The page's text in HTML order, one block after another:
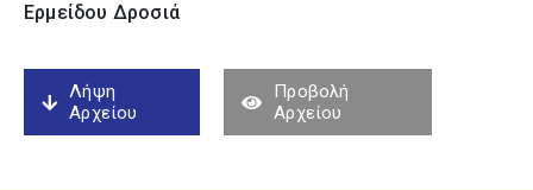
Ερμείδου Δροσιά
Λήψη
Αρχείου
Προβολή
Αρχείου